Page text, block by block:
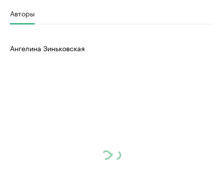
Авторы
Ангелина Зиньковская